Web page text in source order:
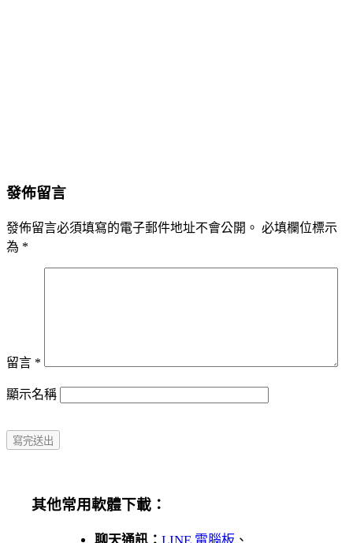
發佈留言
發佈留言必須填寫的電子郵件地址不會公開。 必填欄位標示
為 *
留言 *
顯示名稱
其他常用軟體下載：
聊天通訊： LINE 電腦板 、